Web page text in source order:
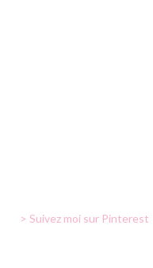
> Suivez moi sur Pinterest